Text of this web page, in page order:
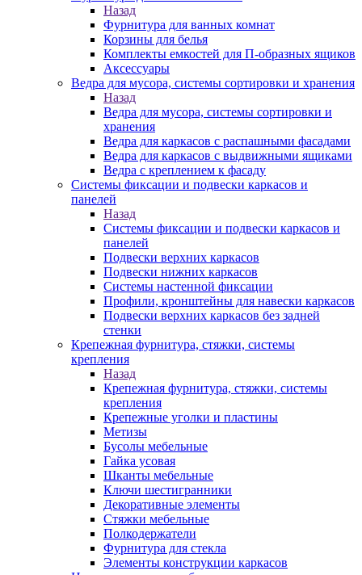
Назад
Фурнитура для ванных комнат
Корзины для белья
Комплекты емкостей для П-образных ящиков
Аксессуары
Ведра для мусора, системы сортировки и хранения
Назад
Ведра для мусора, системы сортировки и
хранения
Ведра для каркасов с распашными фасадами
Ведра для каркасов с выдвижными ящиками
Ведра с креплением к фасаду
Системы фиксации и подвески каркасов и
панелей
Назад
Системы фиксации и подвески каркасов и
панелей
Подвески верхних каркасов
Подвески нижних каркасов
Системы настенной фиксации
Профили, кронштейны для навески каркасов
Подвески верхних каркасов без задней
стенки
Крепежная фурнитура, стяжки, системы
крепления
Назад
Крепежная фурнитура, стяжки, системы
крепления
Крепежные уголки и пластины
Метизы
Бусолы мебельные
Гайка усовая
Шканты мебельные
Ключи шестигранники
Декоративные элементы
Стяжки мебельные
Полкодержатели
Фурнитура для стекла
Элементы конструкции каркасов